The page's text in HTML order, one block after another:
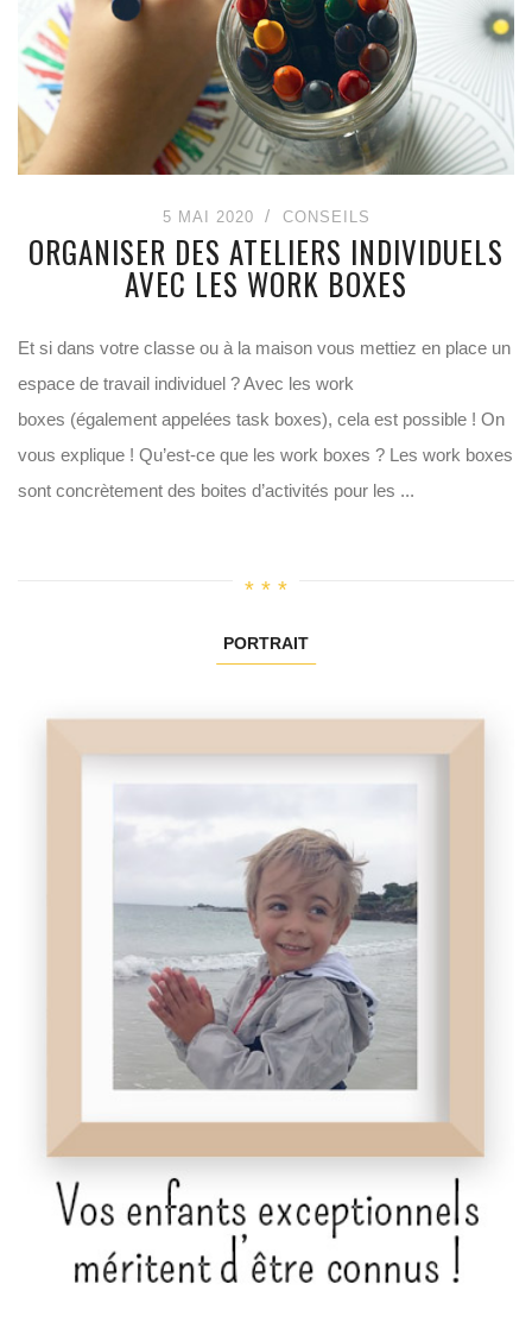
5 MAI 2020 CONSEILS
ORGANISER DES ATELIERS INDIVIDUELS
AVEC LES WORK BOXES
Et si dans votre classe ou à la maison vous mettiez en place un
espace de travail individuel ? Avec les work
boxes (également appelées task boxes), cela est possible ! On
vous explique ! Qu’est-ce que les work boxes ? Les work boxes
sont concrètement des boites d’activités pour les ...
PORTRAIT